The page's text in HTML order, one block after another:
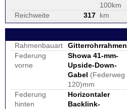
100km
Reichweite
317 km
Rahmenbauart
Gitterrohrrahmen
Federung
vorne
Showa 41-mm-
Upside-Down-
Gabel (Federweg
120)mm
Federung
hinten
Horizontaler
Backlink-